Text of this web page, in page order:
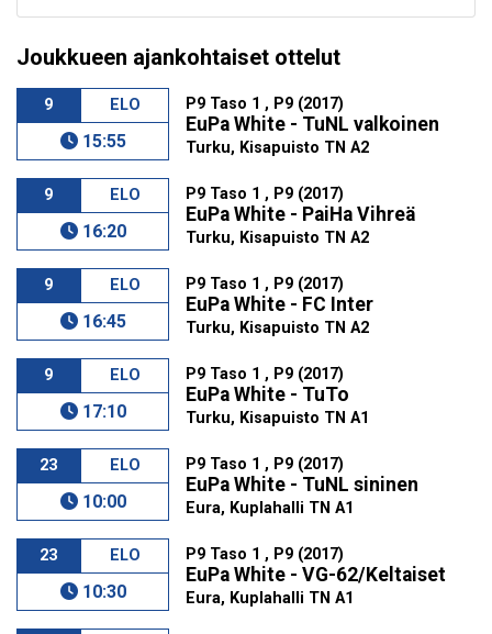
Joukkueen ajankohtaiset ottelut
9 ELO
15:55
P9 Taso 1 , P9 (2017)
EuPa White - TuNL valkoinen
Turku, Kisapuisto TN A2
9 ELO
16:20
P9 Taso 1 , P9 (2017)
EuPa White - PaiHa Vihreä
Turku, Kisapuisto TN A2
9 ELO
16:45
P9 Taso 1 , P9 (2017)
EuPa White - FC Inter
Turku, Kisapuisto TN A2
9 ELO
17:10
P9 Taso 1 , P9 (2017)
EuPa White - TuTo
Turku, Kisapuisto TN A1
23 ELO
10:00
P9 Taso 1 , P9 (2017)
EuPa White - TuNL sininen
Eura, Kuplahalli TN A1
23 ELO
10:30
P9 Taso 1 , P9 (2017)
EuPa White - VG-62/Keltaiset
Eura, Kuplahalli TN A1